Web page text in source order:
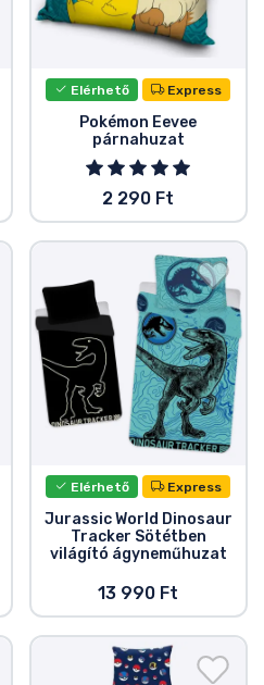
Elérhető Express
Pokémon Eevee
párnahuzat
2 290 Ft
Elérhető Express
Jurassic World Dinosaur
Tracker Sötétben
világító ágyneműhuzat
13 990 Ft